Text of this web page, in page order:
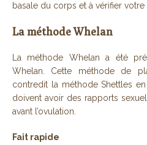
basale du corps et à vérifier votre
La méthode Whelan
La méthode Whelan a été
Whelan. Cette méthode de
contredit la méthode Shettles
doivent avoir des rapports
avant l’ovulation.
Fait rapide